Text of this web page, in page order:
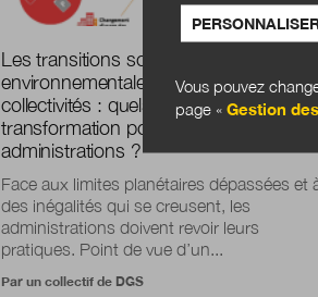
Les transitions sociales et
environnementales au sein des
collectivités : quels enjeux de
transformation pour les
administrations ?
Face aux limites planétaires dépassées et
des inégalités qui se creusent, les
administrations doivent revoir leurs
pratiques. Point de vue d’un...
Par un collectif de DGS
Vous pouvez
page « Gestion